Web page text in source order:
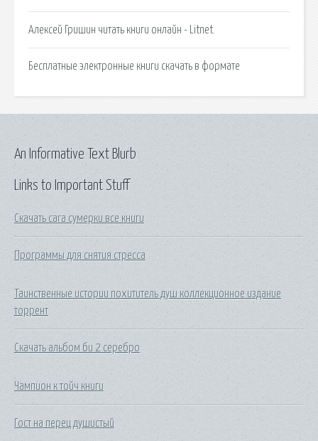
Алексей Гришин читать книги онлайн - Litnet.
Бесплатные электронные книги скачать в формате
Links to Important Stuff
Скачать сага сумерки все книги
Программы для снятия стресса
Таинственные истории похититель душ коллекционное издание
торрент
Скачать альбом би 2 серебро
Чампион к тойч книги
Гост на перец душистый
An Informative Text Blurb